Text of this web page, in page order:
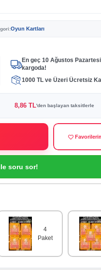
Oyun Kartları
En geç 10 Ağustos
kargoda!
1000 TL ve Üzeri Ücretsiz
8,86 TL'den başlayan taksitlerle
soru sor!
4
Paket